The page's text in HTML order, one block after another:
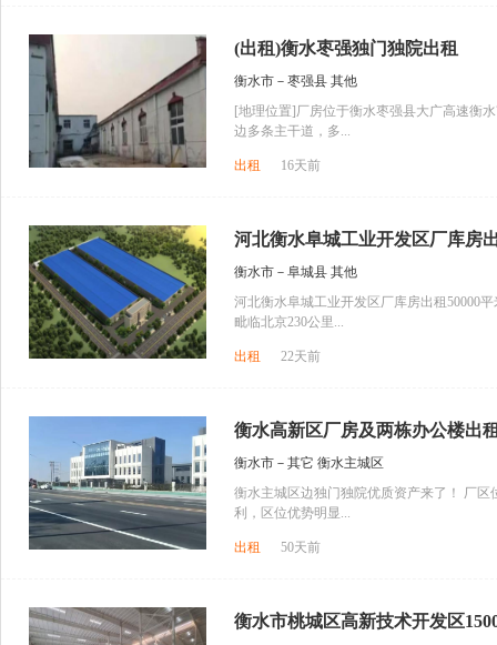
(出租)衡水枣强独门独院出租
衡水市－枣强县 其他
[地理位置]厂房位于衡水枣强县大广高速衡
边多条主干道，多...
出租 16天前
河北衡水阜城工业开发区厂库房
衡水市－阜城县 其他
河北衡水阜城工业开发区厂库房出租50000
毗临北京230公里...
出租 22天前
衡水高新区厂房及两栋办公楼出
衡水市－其它 衡水主城区
衡水主城区边独门独院优质资产来了！ 厂
利，区位优势明显...
出租 50天前
衡水市桃城区高新技术开发区